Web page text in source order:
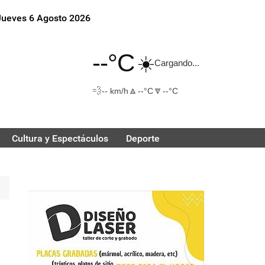
6 Agosto 2026
--°C☀️Cargando...
💨-- km/h 🔼 --°C🔽 --°C
Cultura y Espectáculos Deporte